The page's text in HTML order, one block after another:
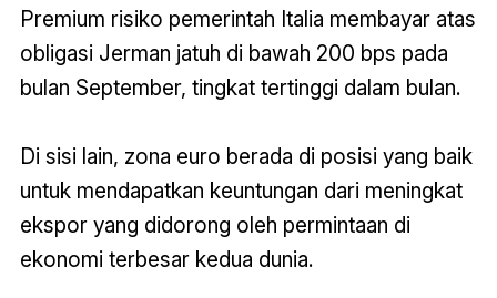
Premium risiko pemerintah Italia membayar atas
obligasi Jerman jatuh di bawah 200 bps pada
bulan September, tingkat tertinggi dalam bulan.
Di sisi lain, zona euro berada di posisi yang baik
untuk mendapatkan keuntungan dari meningkat
ekspor yang didorong oleh permintaan di
ekonomi terbesar kedua dunia.